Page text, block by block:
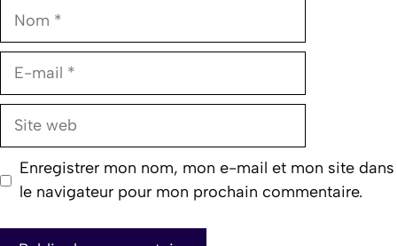
Nom
E-
Site
Enregistrer mon nom, mon e-mail et mon site dans
le navigateur pour mon prochain commentaire.